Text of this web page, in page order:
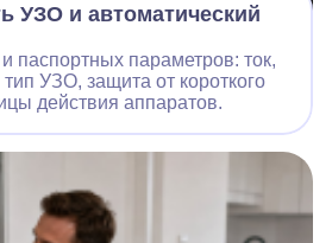
УЗО и автоматический
паспортных параметров: ток,
тип УЗО, защита от короткого
действия аппаратов.